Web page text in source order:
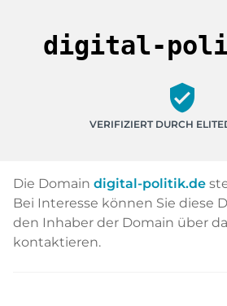
digital-
verified_user
VERIFIZIERT DURCH
Die Domain digital-politik.de
Bei Interesse können Sie diese
den Inhaber der Domain über
kontaktieren.